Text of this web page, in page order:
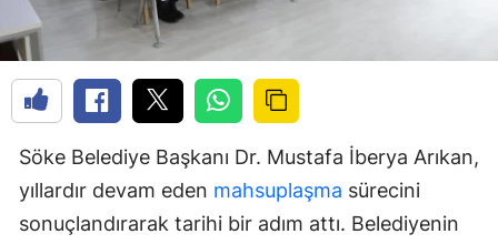
Söke Belediye Başkanı Dr. Mustafa İberya Arıkan,
yıllardır devam eden mahsuplaşma sürecini
sonuçlandırarak tarihi bir adım attı. Belediyenin